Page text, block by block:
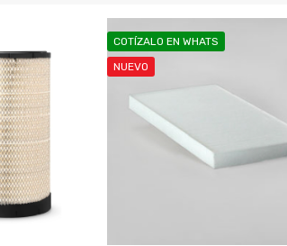
COTÍZALO EN WHATS
NUEVO